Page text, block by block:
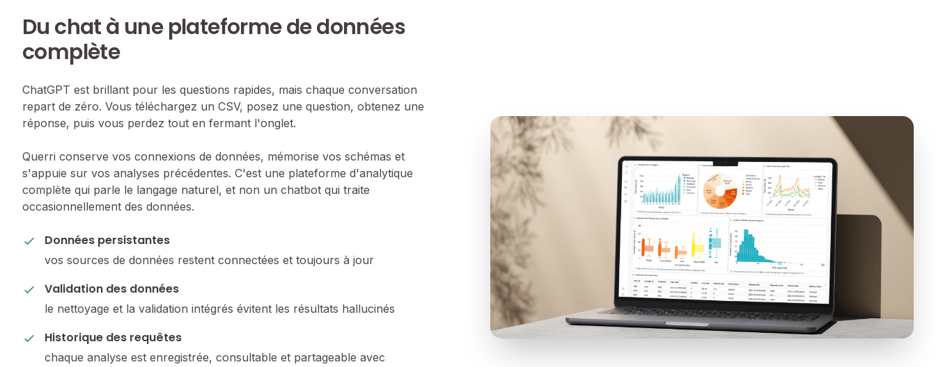
Du chat à une plateforme de données
complète
ChatGPT est brillant pour les questions rapides, mais chaque conversation
repart de zéro. Vous téléchargez un CSV, posez une question, obtenez une
réponse, puis vous perdez tout en fermant l'onglet.
Querri conserve vos connexions de données, mémorise vos schémas et
s'appuie sur vos analyses précédentes. C'est une plateforme d'analytique
complète qui parle le langage naturel, et non un chatbot qui traite
occasionnellement des données.
Données persistantes
vos sources de données restent connectées et toujours à jour
Validation des données
le nettoyage et la validation intégrés évitent les résultats hallucinés
Historique des requêtes
chaque analyse est enregistrée, consultable et partageable avec